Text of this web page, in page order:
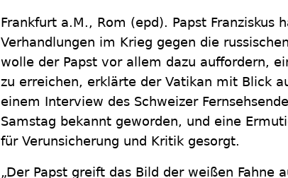
Frankfurt a.M., Rom (epd). Papst Franziskus
Verhandlungen im Krieg gegen die
wolle der Papst vor allem dazu auffordern,
zu erreichen, erklärte der Vatikan mit Blick
einem Interview des Schweizer
Samstag bekannt geworden, und eine
für Verunsicherung und Kritik gesorgt.
„Der Papst greift das Bild der weißen Fahne